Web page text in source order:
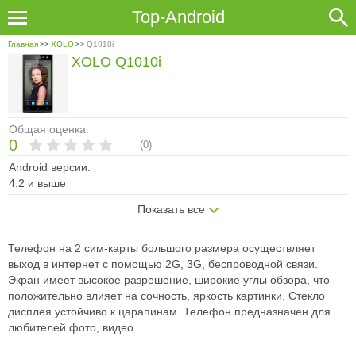
Top-Android
Главная>>XOLO>>Q1010i
Общая оценка:
0 (0)
Android версии:
4.2 и выше
Показать все
XOLO Q1010i
Телефон на 2 сим-карты большого размера осуществляет
выход в интернет с помощью 2G, 3G, беспроводной связи.
Экран имеет высокое разрешение, широкие углы обзора, что
положительно влияет на сочность, яркость картинки. Стекло
дисплея устойчиво к царапинам. Телефон предназначен для
любителей фото, видео.